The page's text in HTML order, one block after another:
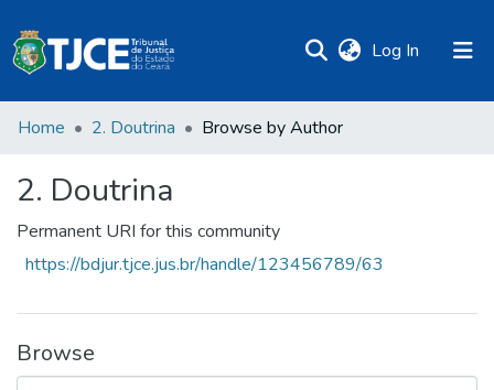
Log In (current)
Home 2. Doutrina Browse by Author
2. Doutrina
Permanent URI for this community
https://bdjur.tjce.jus.br/handle/123456789/63
Browse